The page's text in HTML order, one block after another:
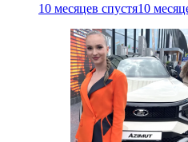
10 месяцев спустя10